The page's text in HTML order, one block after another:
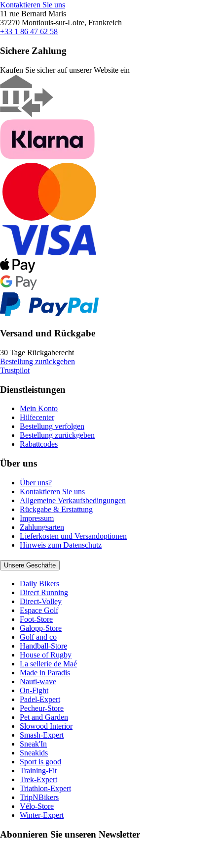
Kontaktieren Sie uns
11 rue Bernard Maris
37270 Montlouis-sur-Loire, Frankreich
+33 1 86 47 62 58
Sichere Zahlung
Kaufen Sie sicher auf unserer Website ein
Versand und Rückgabe
30 Tage Rückgaberecht
Bestellung zurückgeben
Trustpilot
Dienstleistungen
Mein Konto
Hilfecenter
Bestellung verfolgen
Bestellung zurückgeben
Rabattcodes
Über uns
Über uns?
Kontaktieren Sie uns
Allgemeine Verkaufsbedingungen
Rückgabe & Erstattung
Impressum
Zahlungsarten
Lieferkosten und Versandoptionen
Hinweis zum Datenschutz
Unsere Geschäfte
Daily Bikers
Direct Running
Direct-Volley
Espace Golf
Foot-Store
Galopp-Store
Golf and co
Handball-Store
House of Rugby
La sellerie de Maé
Made in Paradis
Nauti-wave
On-Fight
Padel-Expert
Pecheur-Store
Pet and Garden
Slowood Interior
Smash-Expert
Sneak'In
Sneakids
Sport is good
Training-Fit
Trek-Expert
Triathlon-Expert
TripNBikers
Vélo-Store
Winter-Expert
Abonnieren Sie unseren Newsletter